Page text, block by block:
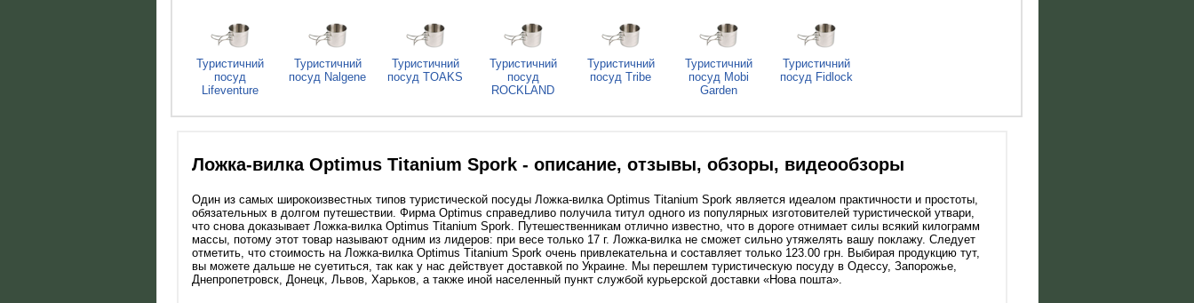
Туристичний
посуд
Lifeventure
Туристичний
посуд Nalgene
Туристичний
посуд TOAKS
Туристичний
посуд
ROCKLAND
Туристичний
посуд Tribe
Туристичний
посуд Mobi
Garden
Туристичний
посуд Fidlock
Ложка-вилка Optimus Titanium Spork - описание, отзывы, обзоры, видеообзоры
Один из самых широкоизвестных типов туристической посуды Ложка-вилка Optimus Titanium Spork является идеалом практичности и простоты,
обязательных в долгом путешествии. Фирма Optimus справедливо получила титул одного из популярных изготовителей туристической утвари,
что снова доказывает Ложка-вилка Optimus Titanium Spork. Путешественникам отлично известно, что в дороге отнимает силы всякий килограмм
массы, потому этот товар называют одним из лидеров: при весе только 17 г. Ложка-вилка не сможет сильно утяжелять вашу поклажу. Следует
отметить, что стоимость на Ложка-вилка Optimus Titanium Spork очень привлекательна и составляет только 123.00 грн. Выбирая продукцию тут,
вы можете дальше не суетиться, так как у нас действует доставкой по Украине. Мы перешлем туристическую посуду в Одессу, Запорожье,
Днепропетровск, Донецк, Львов, Харьков, а также иной населенный пункт службой курьерской доставки «Нова пошта».